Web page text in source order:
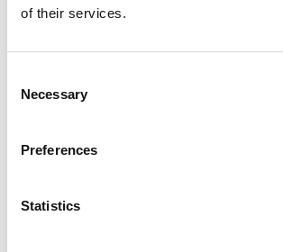
of their services.
Selection
Necessary
Preferences
Statistics